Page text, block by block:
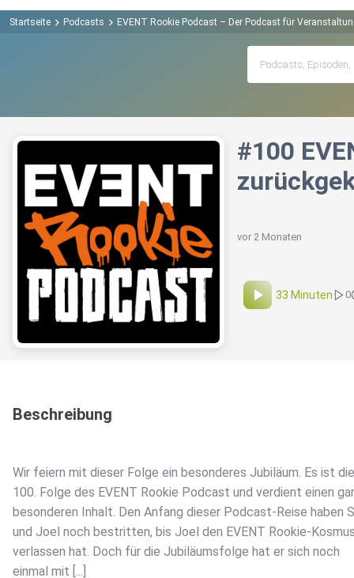
Startseite Podcasts EVENT Rookie Podcast – Der Podcast für
#100
vor 2 Monaten
33 Minuten 0
Beschreibung
Wir feiern mit dieser Folge ein besonderes Jubiläum. Es ist die
100. Folge des EVENT Rookie Podcast und verdient einen
besonderen Inhalt. Den Anfang dieser Podcast-Reise haben
und Joel noch bestritten, bis Joel den EVENT Rookie-Kosmus
verlassen hat. Doch für die Jubiläumsfolge hat er sich noch
einmal mit [...]